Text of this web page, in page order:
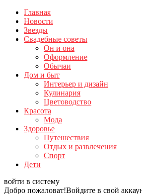
Главная
Новости
Звезды
Свадебные советы
Он и она
Оформление
Обычаи
Дом и быт
Интерьер и дизайн
Кулинария
Цветоводство
Красота
Мода
Здоровье
Путешествия
Отдых и развлечения
Спорт
Дети
войти в систему
Добро пожаловат!Войдите в свой